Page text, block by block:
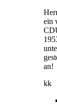
ein
an!
kk